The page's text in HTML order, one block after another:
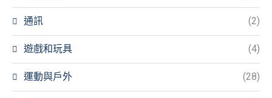
通訊 (2)
遊戲和玩具 (4)
運動與戶外 (28)